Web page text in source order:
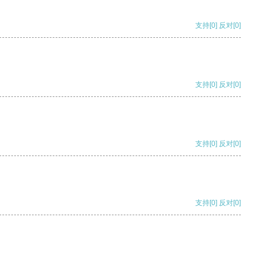
支持[0] 反对[0]
支持[0] 反对[0]
支持[0] 反对[0]
支持[0] 反对[0]